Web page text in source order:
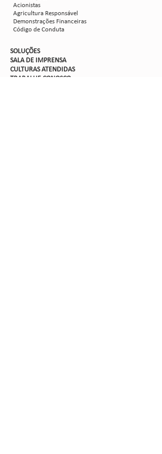
Acionistas
Agricultura Responsável
Demonstrações Financeiras
Código de Conduta
SOLUÇÕES
SALA DE IMPRENSA
CULTURAS ATENDIDAS
TRABALHE CONOSCO